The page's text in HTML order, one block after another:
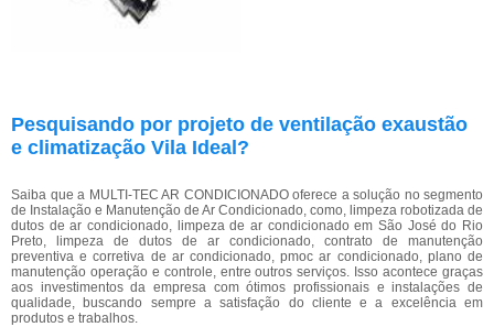
Pesquisando por projeto de ventilação exaustão
e climatização Vila Ideal?
Saiba que a MULTI-TEC AR CONDICIONADO oferece a solução no segmento
de Instalação e Manutenção de Ar Condicionado, como, limpeza robotizada de
dutos de ar condicionado, limpeza de ar condicionado em São José do Rio
Preto, limpeza de dutos de ar condicionado, contrato de manutenção
preventiva e corretiva de ar condicionado, pmoc ar condicionado, plano de
manutenção operação e controle, entre outros serviços. Isso acontece graças
aos investimentos da empresa com ótimos profissionais e instalações de
qualidade, buscando sempre a satisfação do cliente e a excelência em
produtos e trabalhos.